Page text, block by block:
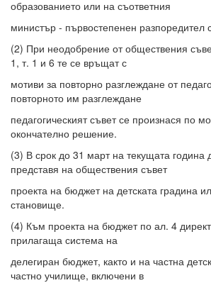
образованието или на съответния
министър - първостепенен разпоредител
(2) При неодобрение от обществения
1, т. 1 и 6 те се връщат с
мотиви за повторно разглеждане от
повторното им разглеждане
педагогическият съвет се произнася по
окончателно решение.
(3) В срок до 31 март на текущата година
представя на обществения съвет
проекта на бюджет на детската градина
становище.
(4) Към проекта на бюджет по ал. 4
прилагаща система на
делегиран бюджет, както и на частна
частно училище, включени в